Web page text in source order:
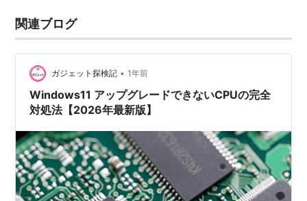
関連ブログ
ガジェット探検記 • 1年前
Windows11 アップグレードできないCPUの完全
対処法【2026年最新版】